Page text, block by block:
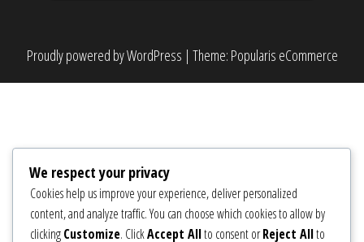
Proudly powered byWordPress | Theme: Popularis eCommerce
We respect your privacy
Cookies help us improve your experience, deliver personalized
content, and analyze traffic. You can choose which cookies to allow by
clickingCustomize. ClickAccept Allto consent orReject Allto